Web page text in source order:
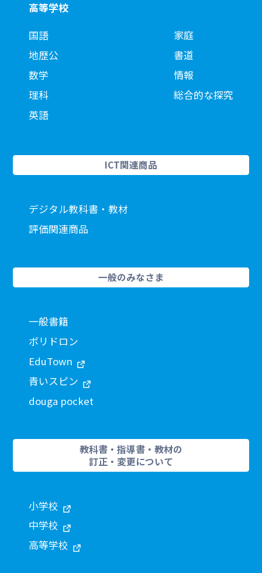
高等学校
国語
地歴公
数学
理科
英語
家庭
書道
情報
総合的な探究
ICT関連商品
デジタル教科書・教材
評価関連商品
一般のみなさま
一般書籍
ポリドロン
EduTown
青いスピン
douga pocket
教科書・指導書・教材の
訂正・変更について
小学校
中学校
高等学校